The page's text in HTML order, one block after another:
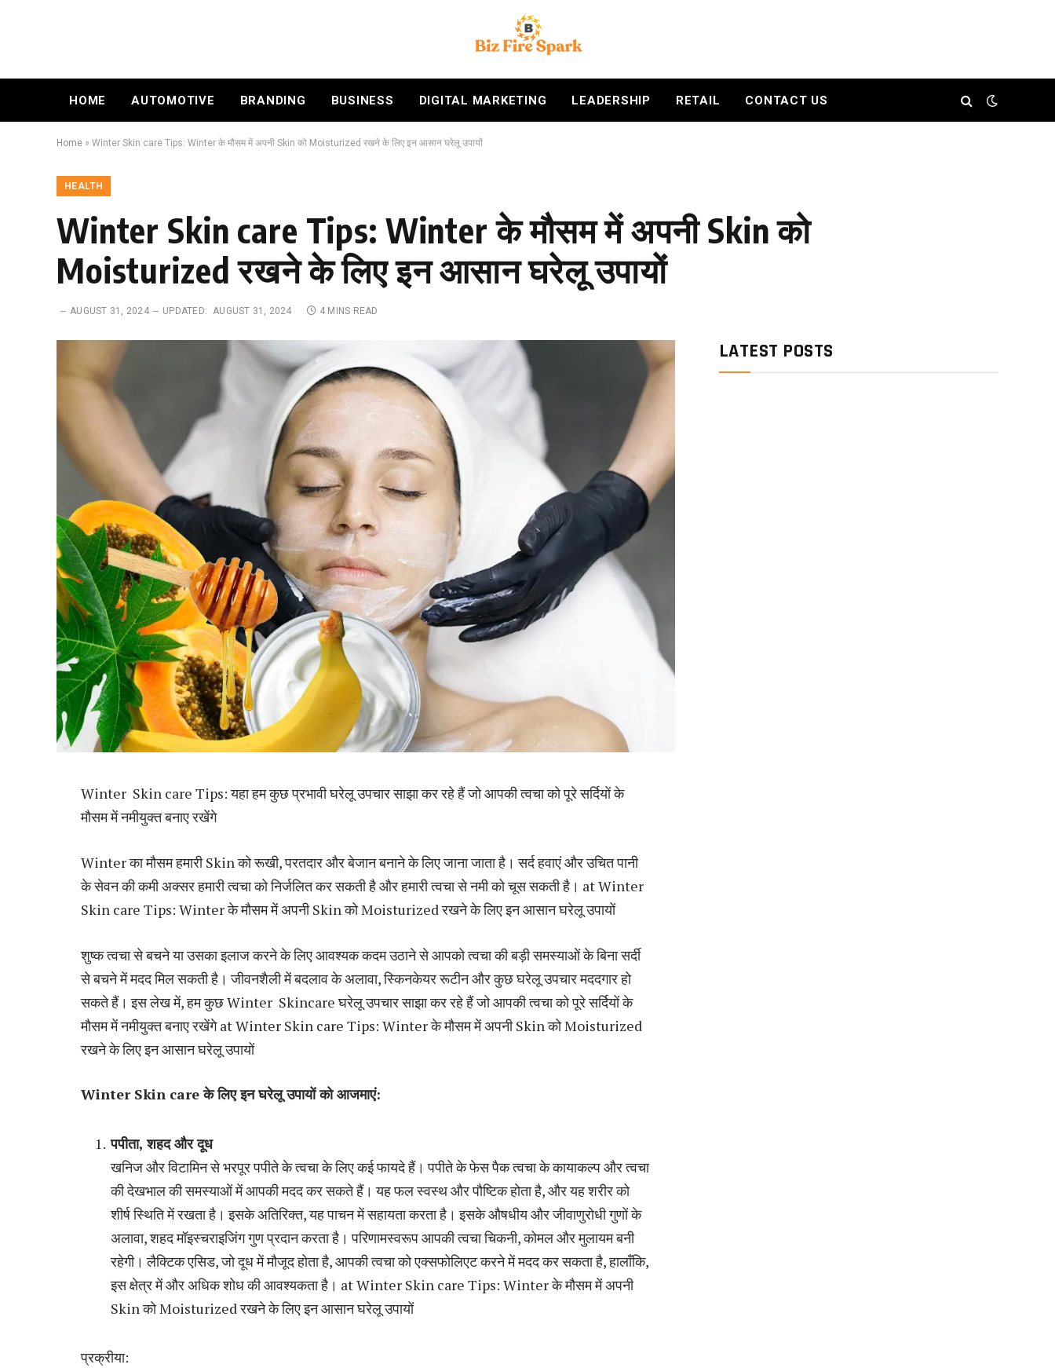
HOME AUTOMOTIVE BRANDING BUSINESS DIGITAL MARKETING LEADERSHIP RETAIL CONTACT US
Home » Winter Skin care Tips: Winter के मौसम में अपनी Skin को Moisturized रखने के लिए इन आसान घरेलू उपायों
HEALTH
Winter Skin care Tips: Winter के मौसम में अपनी Skin को
Moisturized रखने के लिए इन आसान घरेलू उपायों
AUGUST 31, 2024 UPDATED: AUGUST 31, 2024 4 MINS READ
Winter Skin care Tips: यहा हम कुछ प्रभावी घरेलू उपचार साझा कर रहे हैं जो आपकी त्वचा को पूरे सर्दियों के
मौसम में नमीयुक्त बनाए रखेंगे
Winter का मौसम हमारी Skin को रूखी, परतदार और बेजान बनाने के लिए जाना जाता है। सर्द हवाएं और उचित पानी
के सेवन की कमी अक्सर हमारी त्वचा को निर्जलित कर सकती है और हमारी त्वचा से नमी को चूस सकती है। at Winter
Skin care Tips: Winter के मौसम में अपनी Skin को Moisturized रखने के लिए इन आसान घरेलू उपायों
शुष्क त्वचा से बचने या उसका इलाज करने के लिए आवश्यक कदम उठाने से आपको त्वचा की बड़ी समस्याओं के बिना सर्दी
से बचने में मदद मिल सकती है। जीवनशैली में बदलाव के अलावा, स्किनकेयर रूटीन और कुछ घरेलू उपचार मददगार हो
सकते हैं। इस लेख में, हम कुछ Winter Skincare घरेलू उपचार साझा कर रहे हैं जो आपकी त्वचा को पूरे सर्दियों के
मौसम में नमीयुक्त बनाए रखेंगे at Winter Skin care Tips: Winter के मौसम में अपनी Skin को Moisturized
रखने के लिए इन आसान घरेलू उपायों
Winter Skin careके लिए इन घरेलू उपायों को आजमाएं:
पपीता,शहद और दूध
खनिज और विटामिन से भरपूर पपीते के त्वचा के लिए कई फायदे हैं। पपीते के फेस पैक त्वचा के कायाकल्प और त्वचा
की देखभाल की समस्याओं में आपकी मदद कर सकते हैं। यह फल स्वस्थ और पौष्टिक होता है, और यह शरीर को
शीर्ष स्थिति में रखता है। इसके अतिरिक्त, यह पाचन में सहायता करता है। इसके औषधीय और जीवाणुरोधी गुणों के
अलावा, शहद मॉइस्चराइजिंग गुण प्रदान करता है। परिणामस्वरूप आपकी त्वचा चिकनी, कोमल और मुलायम बनी
रहेगी। लैक्टिक एसिड, जो दूध में मौजूद होता है, आपकी त्वचा को एक्सफोलिएट करने में मदद कर सकता है, हालाँकि,
इस क्षेत्र में और अधिक शोध की आवश्यकता है। at Winter Skin care Tips: Winter के मौसम में अपनी
Skin को Moisturized रखने के लिए इन आसान घरेलू उपायों
प्रक्रीया:
LATEST POSTS